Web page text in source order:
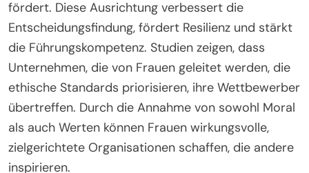
fördert. Diese Ausrichtung verbessert die
Entscheidungsfindung, fördert Resilienz und stärkt
die Führungskompetenz. Studien zeigen, dass
Unternehmen, die von Frauen geleitet werden, die
ethische Standards priorisieren, ihre Wettbewerber
übertreffen. Durch die Annahme von sowohl Moral
als auch Werten können Frauen wirkungsvolle,
zielgerichtete Organisationen schaffen, die andere
inspirieren.